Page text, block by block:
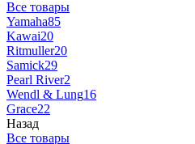
Все товары
Yamaha85
Kawai20
Ritmuller20
Samick29
Pearl River2
Wendl & Lung16
Grace22
Назад
Все товары